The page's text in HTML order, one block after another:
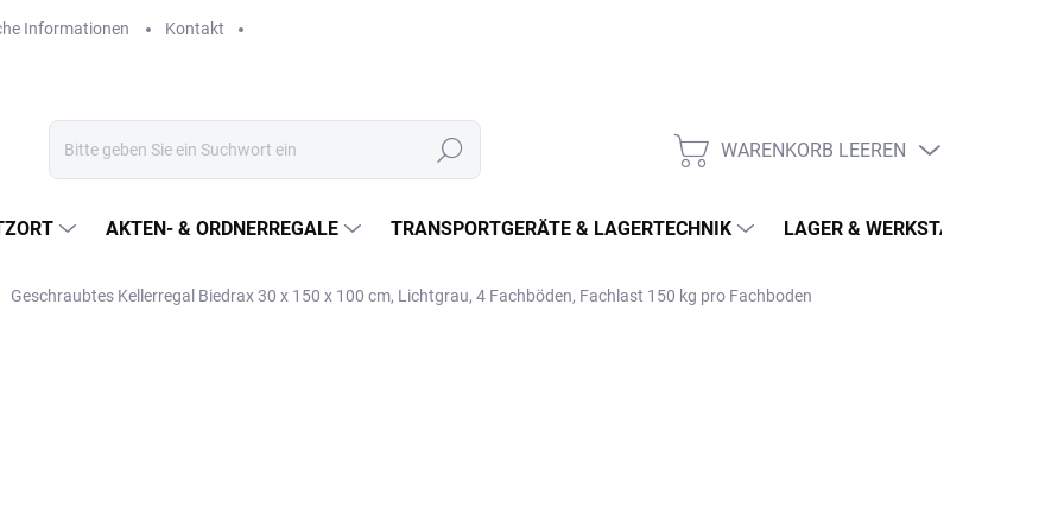
Informationen Kontakt
Suchen WARENKORB
WARENKORB LEEREN
AKTEN- & ORDNERREGALE TRANSPORTGERÄTE & LAGERTECHNIK LAGER & WERKSTATT
Geschraubtes Kellerregal Biedrax 30 x 150 x 100 cm, Lichtgrau, 4 Fachböden, Fachlast 150 kg pro Fachboden